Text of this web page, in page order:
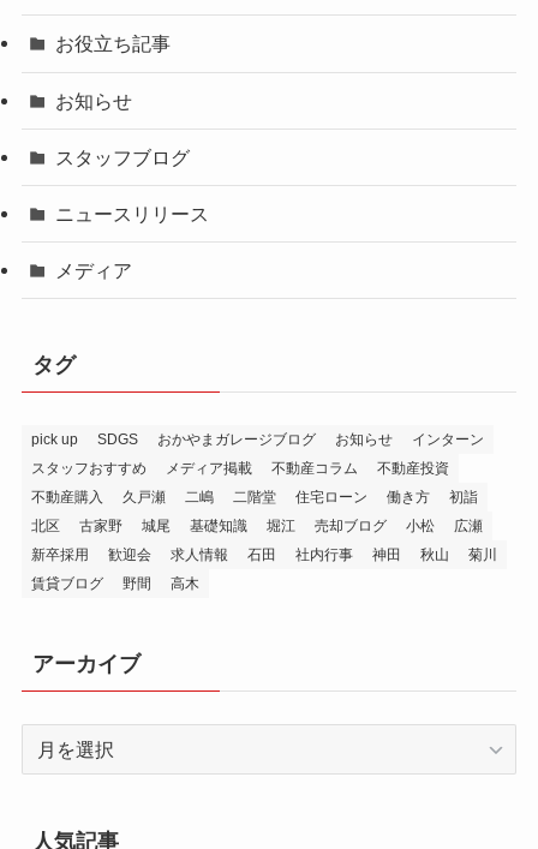
お役立ち記事
お知らせ
スタッフブログ
ニュースリリース
メディア
タグ
pick up SDGS おかやまガレージブログ お知らせ
インターン
スタッフおすすめ
メディア掲載 不動産コラム
不動産投資
不動産購入
久戸瀬 二嶋 二階堂 住宅ローン 働き方
初詣
北区
古家野 城尾 基礎知識 堀江 売却ブログ 小松
広瀬
新卒採用
歓迎会 求人情報 石田 社内行事 神田 秋山
菊川
賃貸ブログ
野間 高木
アーカイブ
人気記事